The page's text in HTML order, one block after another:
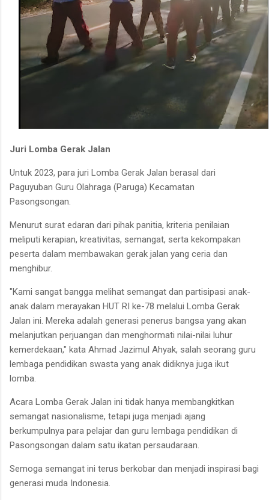
Juri Lomba Gerak Jalan
Untuk 2023, para juri Lomba Gerak Jalan berasal dari
Paguyuban Guru Olahraga (Paruga) Kecamatan
Pasongsongan.
Menurut surat edaran dari pihak panitia, kriteria penilaian
meliputi kerapian, kreativitas, semangat, serta kekompakan
peserta dalam membawakan gerak jalan yang ceria dan
menghibur.
"Kami sangat bangga melihat semangat dan partisipasi anak-
anak dalam merayakan HUT RI ke-78 melalui Lomba Gerak
Jalan ini. Mereka adalah generasi penerus bangsa yang akan
melanjutkan perjuangan dan menghormati nilai-nilai luhur
kemerdekaan," kata Ahmad Jazimul Ahyak, salah seorang guru
lembaga pendidikan swasta yang anak didiknya juga ikut
lomba.
Acara Lomba Gerak Jalan ini tidak hanya membangkitkan
semangat nasionalisme, tetapi juga menjadi ajang
berkumpulnya para pelajar dan guru lembaga pendidikan di
Pasongsongan dalam satu ikatan persaudaraan.
Semoga semangat ini terus berkobar dan menjadi inspirasi bagi
generasi muda Indonesia.